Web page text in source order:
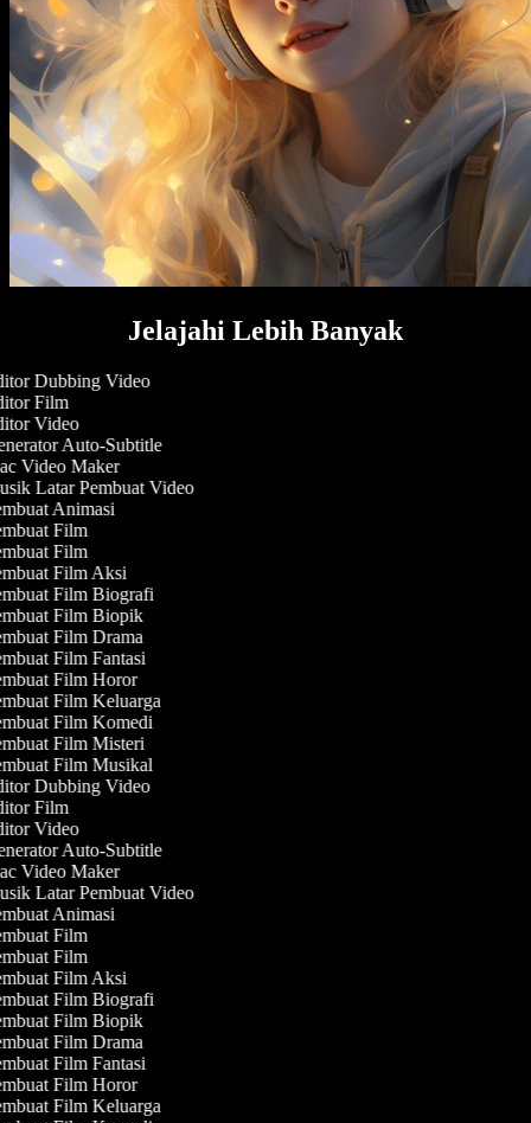
Jelajahi Lebih Banyak
Dubbing Video
Film
Video
Auto-Subtitle
Video Maker
Latar Pembuat Video
Animasi
Film
Film
Film Aksi
Film Biografi
Film Biopik
Film Drama
Film Fantasi
Film Horor
Film Keluarga
Film Komedi
Film Misteri
Film Musikal
Dubbing Video
Film
Video
Auto-Subtitle
Video Maker
Latar Pembuat Video
Animasi
Film
Film
Film Aksi
Film Biografi
Film Biopik
Film Drama
Film Fantasi
Film Horor
Film Keluarga